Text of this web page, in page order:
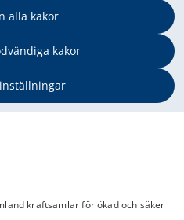
alla kakor
kakor
kraftsamlar för ökad och säker